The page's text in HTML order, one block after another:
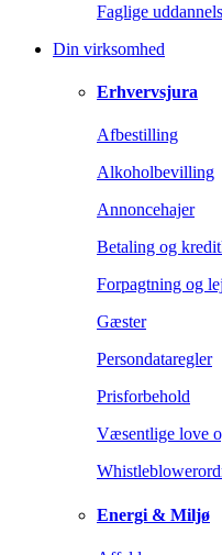
Faglige
Din virksomhed
Erhvervsjura
Afbestilling
Alkoholbevilling
Annoncehajer
Betaling og
Forpagtning og
Gæster
Persondataregler
Prisforbehold
Væsentlige love
Energi & Miljø